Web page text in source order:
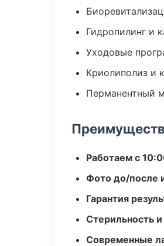
Гидропилинг и
Уходовые
Криолиполиз и
Перманентный
Работаем с
Фото до/после
Гарантия
Стерильность
Современные